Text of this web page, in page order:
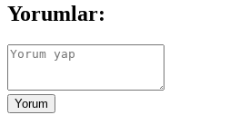
Yorumlar:
Yorum